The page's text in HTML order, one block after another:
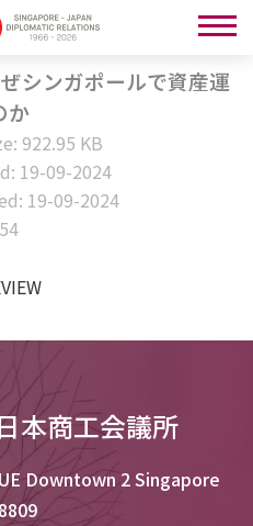
シンガポールで資産運
か
922.95 KB
19-09-2024
19-09-2024
本商工会議所
Downtown 2 Singapore